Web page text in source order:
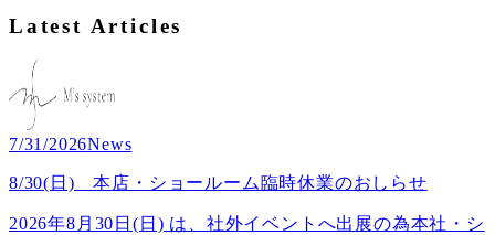
Latest Articles
7/31/2026News
8/30(日) 本店・ショールーム臨時休業のおしらせ
2026年8月30日(日) は、社外イベントへ出展の為本社・シ